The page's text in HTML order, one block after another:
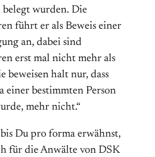
wurden. Die
führt er als Beweis einer
an, dabei sind
erst mal nicht mehr als
beweisen halt nur, dass
einer bestimmten Person
mehr nicht.“
Du pro forma erwähnst,
für die Anwälte von DSK